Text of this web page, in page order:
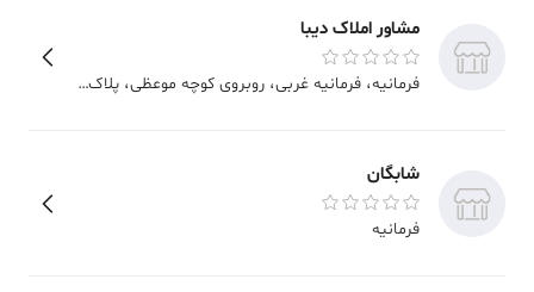
مشاور املاک دیبا
فرمانیه، فرمانیه غربی، روبروی کوچه موعظی، پلاک 222
شابگان
فرمانیه